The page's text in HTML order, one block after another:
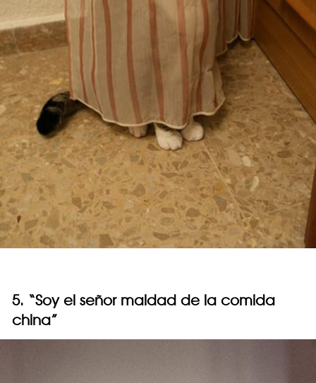
5. “Soy el señor maldad de la comida
china”